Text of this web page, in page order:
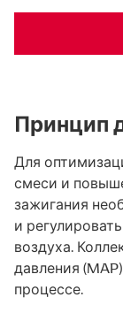
Принцип
Для
смеси и
зажигания
и
воздуха.
давления
процессе.